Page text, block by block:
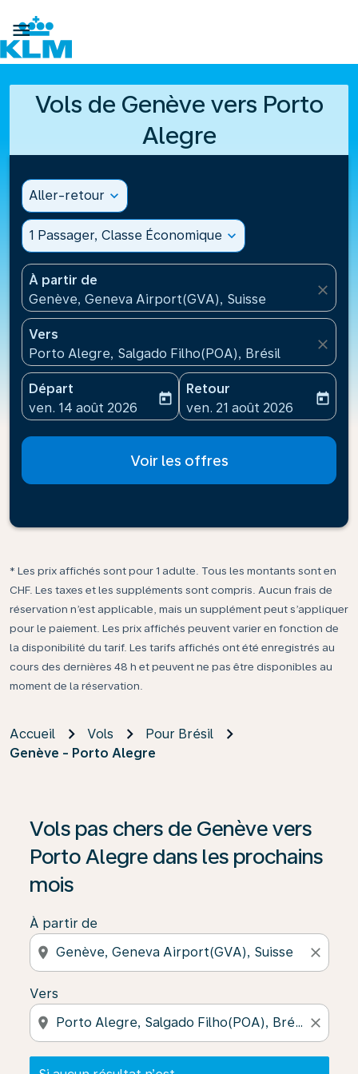

Vols de Genève vers Porto
Alegre
Aller-retour expand_more
1 Passager, Classe Économique expand_more
À partir de
Genève, Geneva Airport(GVA), Suisse
close
Vers
Porto Alegre, Salgado Filho(POA), Brésil
close
Départ
fc-booking-departure-date-aria-label
ven. 14 août 2026
today
Retour
fc-booking-return-date-
ven. 21 août 2026
today
Voir les offres
* Les prix affichés sont pour 1 adulte. Tous les montants sont en
CHF. Les taxes et les suppléments sont compris. Aucun frais de
réservation n’est applicable, mais un supplément peut s’appliquer
pour le paiement. Les prix affichés peuvent varier en fonction de
la disponibilité du tarif. Les tarifs affichés ont été enregistrés au
cours des dernières 48 h et peuvent ne pas être disponibles au
moment de la réservation.
Accueil Vols
Pour Brésil
Genève - Porto Alegre
Vols pas chers de Genève vers
Porto Alegre dans les prochains
mois
À partir de
location_on close
Vers
location_on close
Si aucun résultat n’est disponible, cliquez sur «